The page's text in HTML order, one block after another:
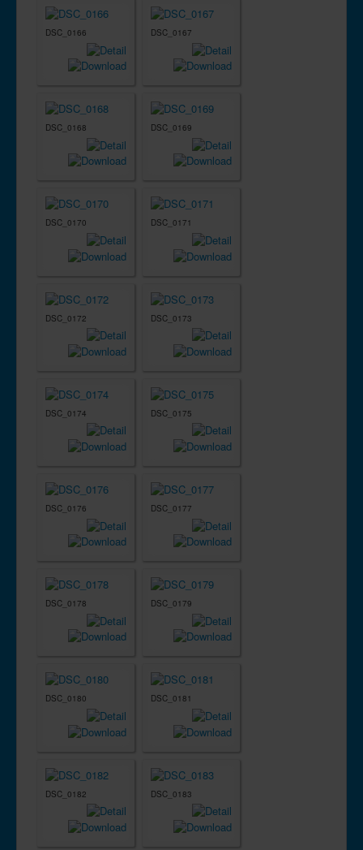
DSC_0166 DSC_0167
DSC_0168 DSC_0169
DSC_0170 DSC_0171
DSC_0172 DSC_0173
DSC_0174 DSC_0175
DSC_0176 DSC_0177
DSC_0178 DSC_0179
DSC_0180 DSC_0181
DSC_0182 DSC_0183